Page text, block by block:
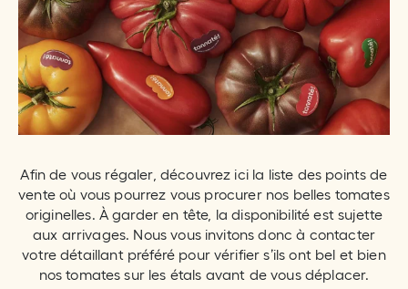
Afin de vous régaler, découvrez ici la liste des points de
vente où vous pourrez vous procurer nos belles tomates
originelles. À garder en tête, la disponibilité est sujette
aux arrivages. Nous vous invitons donc à contacter
votre détaillant préféré pour vérifier s’ils ont bel et bien
nos tomates sur les étals avant de vous déplacer.